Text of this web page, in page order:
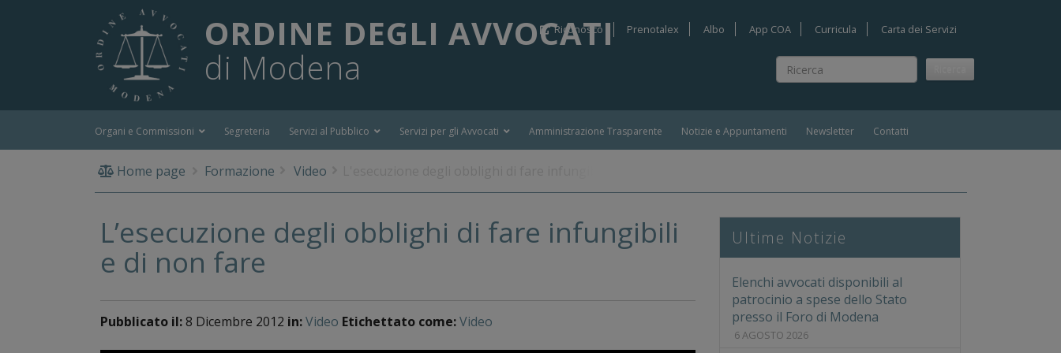
ORDINE DEGLI AVVOCATI
di Modena
Ricerca
Riconosco Prenotalex Albo App COA Curricula Carta dei Servizi
Organi e Commissioni Segreteria Servizi al Pubblico Servizi per gli Avvocati Amministrazione Trasparente Notizie e Appuntamenti Newsletter Contatti
Home page Formazione Video
L’esecuzione degli obblighi di fare infungibili
e di non fare
Pubblicato il:8 Dicembre 2012 in:Video Etichettato come:Video
Ultime Notizie
Elenchi avvocati disponibili al
patrocinio a spese dello Stato
presso il Foro di Modena
6 AGOSTO 2026